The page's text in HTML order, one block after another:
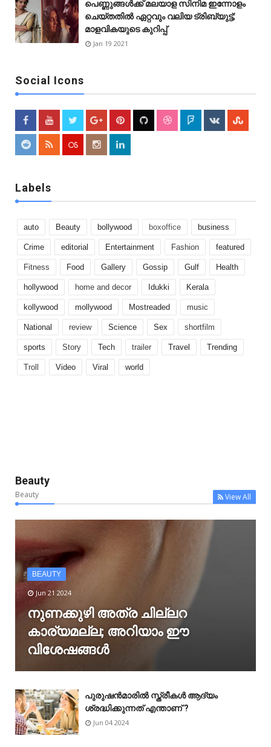
പെണ്ണുങ്ങള്‍ക്ക് മലയാള സിനിമ ഇന്നോളം
ചെയ്‌തതിൽ ഏറ്റവും വലിയ ട്രിബ്യുട്ട്;
മാളവികയുടെ കുറിപ്പ്
Jan 19 2021
Social Icons
Labels
auto Beauty bollywood boxoffice business
Crime editorial Entertainment Fashion featured
Fitness Food Gallery Gossip Gulf Health
hollywood home and decor Idukki Kerala
kollywood mollywood Mostreaded music
National review Science Sex shortfilm
sports Story Tech trailer Travel Trending
Troll Video Viral world
Beauty
Beauty View All
BEAUTY
Jun 21 2024
നുണക്കുഴി അത്ര ചില്ലറ
കാര്യമല്ല; അറിയാം ഈ
വിശേഷങ്ങൾ
പുരുഷൻമാരിൽ സ്ത്രീകൾ ആദ്യം
ശ്രദ്ധിക്കുന്നത് എന്താണ് ?
Jun 04 2024